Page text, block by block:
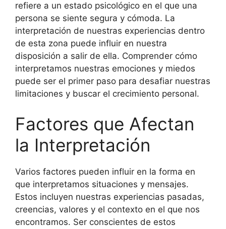
refiere a un estado psicológico en el que una
persona se siente segura y cómoda. La
interpretación de nuestras experiencias dentro
de esta zona puede influir en nuestra
disposición a salir de ella. Comprender cómo
interpretamos nuestras emociones y miedos
puede ser el primer paso para desafiar nuestras
limitaciones y buscar el crecimiento personal.
Factores que Afectan
la Interpretación
Varios factores pueden influir en la forma en
que interpretamos situaciones y mensajes.
Estos incluyen nuestras experiencias pasadas,
creencias, valores y el contexto en el que nos
encontramos. Ser conscientes de estos